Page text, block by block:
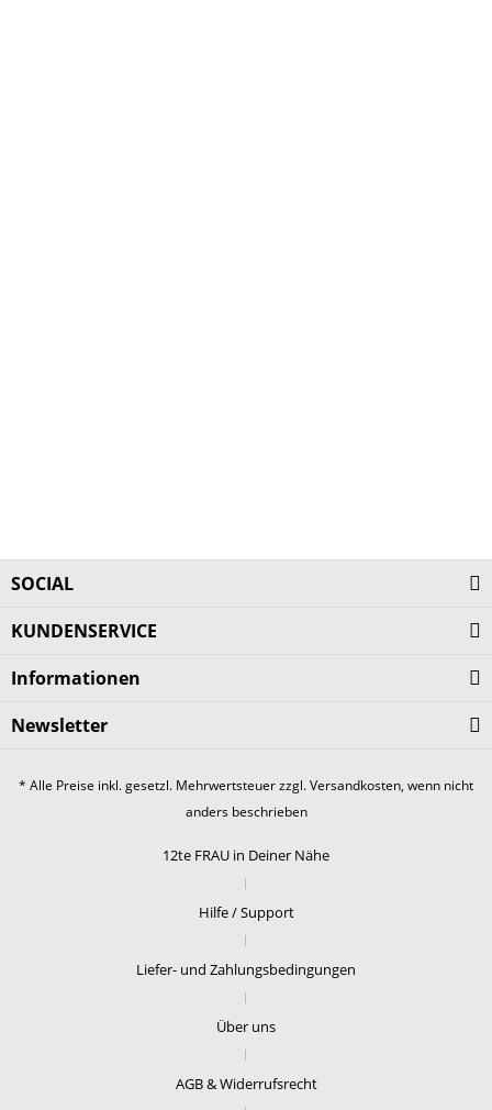
SOCIAL
KUNDENSERVICE
Informationen
Newsletter
* Alle Preise inkl. gesetzl. Mehrwertsteuer zzgl.Versandkosten, wenn nicht
anders beschrieben
12te FRAU in Deiner Nähe
Hilfe / Support
Liefer- und Zahlungsbedingungen
Über uns
AGB & Widerrufsrecht